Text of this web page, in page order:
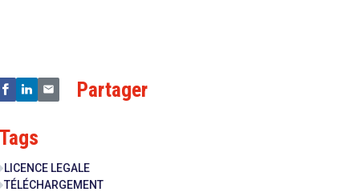
Partager
Tags
LICENCE LEGALE
TÉLÉCHARGEMENT